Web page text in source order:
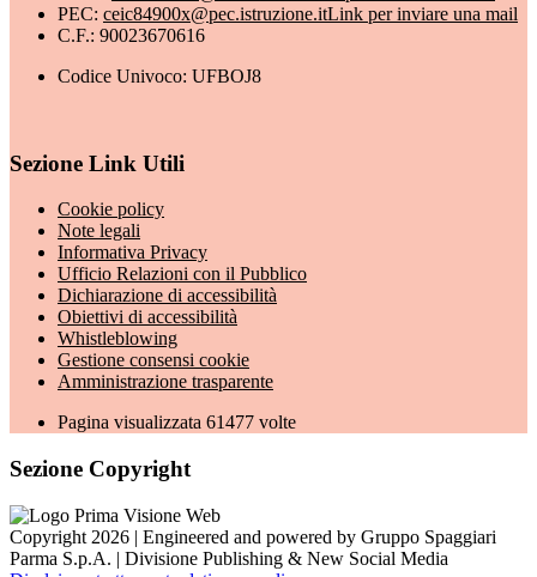
PEC: ceic84900x@pec.istruzione.itLink per inviare una mail
C.F.: 90023670616
Codice Univoco: UFBOJ8
Sezione Link Utili
Cookie policy
Note legali
Informativa Privacy
Ufficio Relazioni con il Pubblico
Dichiarazione di accessibilità
Obiettivi di accessibilità
Whistleblowing
Gestione consensi cookie
Amministrazione trasparente
Pagina visualizzata 61477 volte
Sezione Copyright
Copyright 2026 | Engineered and powered by Gruppo Spaggiari
Parma S.p.A. | Divisione Publishing & New Social Media